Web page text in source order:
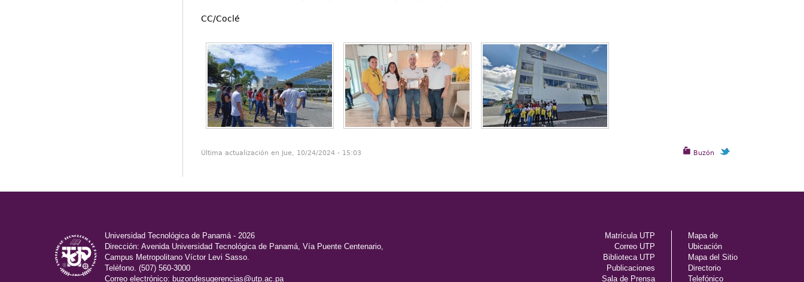
CC/Coclé
Buzón
Última actualización en Jue, 10/24/2024 - 15:03
Matrícula UTP
Correo UTP
Biblioteca UTP
Publicaciones
Sala de Prensa
Mapa de
Ubicación
Mapa del Sitio
Directorio
Telefónico
Universidad Tecnológica de Panamá - 2026
Dirección: Avenida Universidad Tecnológica de Panamá, Vía Puente Centenario,
Campus Metropolitano Víctor Levi Sasso.
Teléfono. (507) 560-3000
Correo electrónico: buzondesugerencias@utp.ac.pa